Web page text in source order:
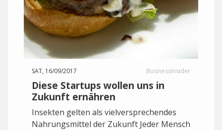
SAT, 16/09/2017 BusinessInsider
Diese Startups wollen uns in
Zukunft ernähren
Insekten gelten als vielversprechendes
Nahrungsmittel der Zukunft Jeder Mensch